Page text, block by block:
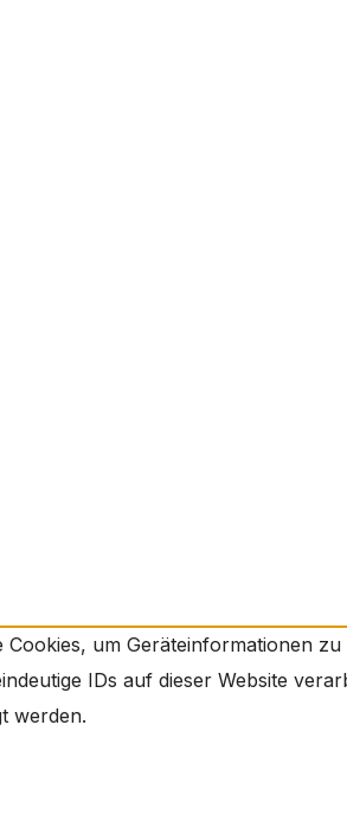
um Geräteinformationen
IDs auf dieser Website
werden.